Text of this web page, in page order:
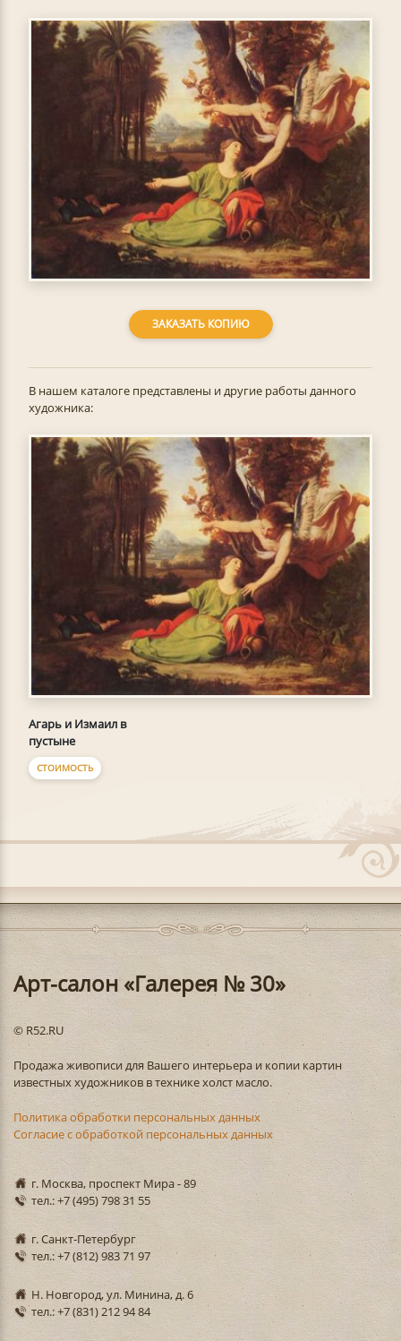
ЗАКАЗАТЬ КОПИЮ
В нашем каталоге представлены и другие работы данного
художника:
Агарь и Измаил в
пустыне
СТОИМОСТЬ
Арт-салон «Галерея № 30»
© R52.RU
Продажа живописи для Вашего интерьера и копии картин
известных художников в технике холст масло.
Политика обработки персональных данных
Согласие с обработкой персональных данных
г. Москва, проспект Мира - 89
тел.: +7 (495) 798 31 55
г. Санкт-Петербург
тел.: +7 (812) 983 71 97
Н. Новгород, ул. Минина, д. 6
тел.: +7 (831) 212 94 84